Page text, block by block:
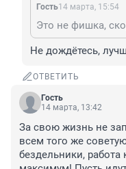
Гость14 марта, 15:54
Не дождётесь,
ОТВЕТИТЬ
Гость
14 марта, 13:42
За свою жизнь не
всем того же
бездельники, работа